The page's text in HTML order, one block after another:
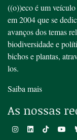
((o))eco é um
em 2004 que se
avanços dos temas
biodiversidade e
bichos e plantas,
los.
Saiba mais
As nossas